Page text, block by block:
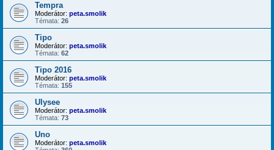
Tempra
Moderátor: peta.smolik
Témata: 26
Tipo
Moderátor: peta.smolik
Témata: 62
Tipo 2016
Moderátor: peta.smolik
Témata: 155
Ulysee
Moderátor: peta.smolik
Témata: 73
Uno
Moderátor: peta.smolik